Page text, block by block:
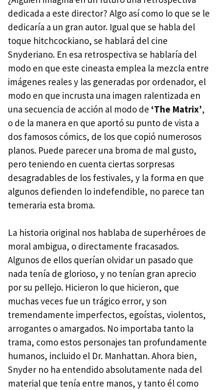
dedicada a este director? Algo así como lo que se le
dedicaría a un gran autor. Igual que se habla del
toque hitchcockiano, se hablará del cine
Snyderiano. En esa retrospectiva se hablaría del
modo en que este cineasta emplea la mezcla entre
imágenes reales y las generadas por ordenador, el
modo en que incrusta una imagen ralentizada en
una secuencia de acción al modo de ‘The Matrix’,
o de la manera en que aportó su punto de vista a
dos famosos cómics, de los que copió numerosos
planos. Puede parecer una broma de mal gusto,
pero teniendo en cuenta ciertas sorpresas
desagradables de los festivales, y la forma en que
algunos defienden lo indefendible, no parece tan
temeraria esta broma.
La historia original nos hablaba de superhéroes de
moral ambigua, o directamente fracasados.
Algunos de ellos querían olvidar un pasado que
nada tenía de glorioso, y no tenían gran aprecio
por su pellejo. Hicieron lo que hicieron, que
muchas veces fue un trágico error, y son
tremendamente imperfectos, egoístas, violentos,
arrogantes o amargados. No importaba tanto la
trama, como estos personajes tan profundamente
humanos, incluido el Dr. Manhattan. Ahora bien,
Snyder no ha entendido absolutamente nada del
material que tenía entre manos, y tanto él como